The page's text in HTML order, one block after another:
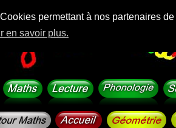
permettant à nos partenaires
en savoir plus.